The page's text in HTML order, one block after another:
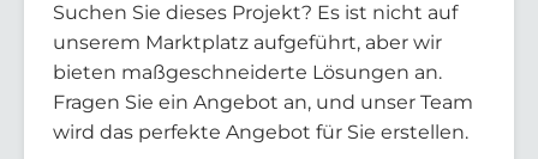
Suchen Sie dieses Projekt? Es ist nicht auf
unserem Marktplatz aufgeführt, aber wir
bieten maßgeschneiderte Lösungen an.
Fragen Sie ein Angebot an, und unser Team
wird das perfekte Angebot für Sie erstellen.